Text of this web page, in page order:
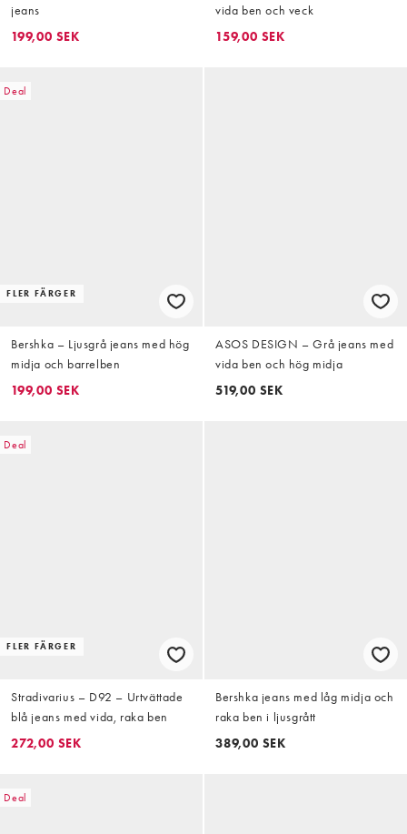
jeans
199,00 SEK
vida ben och veck
159,00 SEK
Deal
FLER FÄRGER
Bershka – Ljusgrå jeans med hög
midja och barrelben
199,00 SEK
ASOS DESIGN – Grå jeans med
vida ben och hög midja
519,00 SEK
Deal
FLER FÄRGER
Stradivarius – D92 – Urtvättade
blå jeans med vida, raka ben
272,00 SEK
Bershka jeans med låg midja och
raka ben i ljusgrått
389,00 SEK
Deal